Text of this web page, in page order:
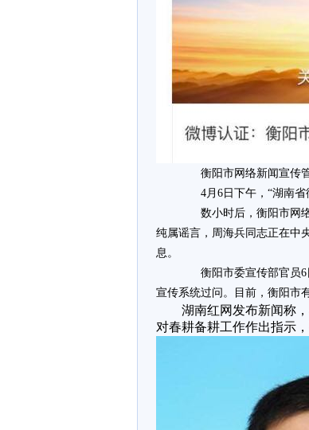
衡阳市网络新闻宣传管
4月6日下午，“湖南省衡
数小时后，衡阳市网络
纯属谣言，周海兵同志正在中
息。
衡阳市委宣传部官员6日
宣传系统过问。目前，衡阳市
湖南红网发布新闻称，4
对春耕备耕工作作出指示